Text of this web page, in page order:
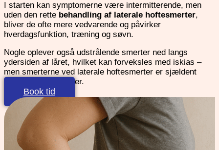
I starten kan symptomerne være intermitterende, men
uden den rette behandling af laterale hoftesmerter,
bliver de ofte mere vedvarende og påvirker
hverdagsfunktion, træning og søvn.
Nogle oplever også udstrålende smerter ned langs
ydersiden af låret, hvilket kan forveksles med iskias –
men smerterne ved laterale hoftesmerter er sjældent
forbundet med nerver.
Book tid